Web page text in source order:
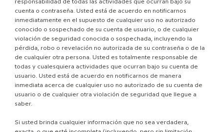
responsabilidad de todas las actividades que ocurran bajo su
cuenta o contraseña. Usted está de acuerdo en notificarnos
inmediatamente en el supuesto de cualquier uso no autorizado
conocido o sospechado de su cuenta de usuario, o de cualquier
violación de seguridad conocida o sospechada, incluyendo la
pérdida, robo o revelación no autorizada de su contraseña o de la
de cualquier otra persona. Usted es totalmente responsable de
todas y cualesquiera actividades que ocurran bajo su cuenta de
usuario. Usted está de acuerdo en notificarnos de manera
inmediata acerca de cualquier uso no autorizado de su cuenta de
usuario o de cualquier otra violación de seguridad que llegue a
saber.
Si usted brinda cualquier información que no sea verdadera,